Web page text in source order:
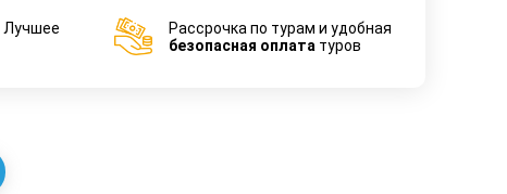
Лучшее
Рассрочка по турам и удобная
безопасная оплата туров